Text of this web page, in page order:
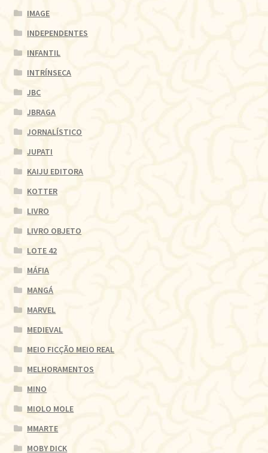
IMAGE
INDEPENDENTES
INFANTIL
INTRÍNSECA
JBC
JBRAGA
JORNALÍSTICO
JUPATI
KAIJU EDITORA
KOTTER
LIVRO
LIVRO OBJETO
LOTE 42
MÁFIA
MANGÁ
MARVEL
MEDIEVAL
MEIO FICÇÃO MEIO REAL
MELHORAMENTOS
MINO
MIOLO MOLE
MMARTE
MOBY DICK